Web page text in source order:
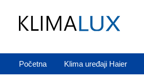
Početna Klima uređaji Haier